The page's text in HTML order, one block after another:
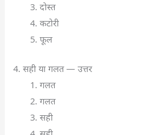
दोस्त
कटोरी
फूल
4. सही या गलत — उत्तर
गलत
गलत
सही